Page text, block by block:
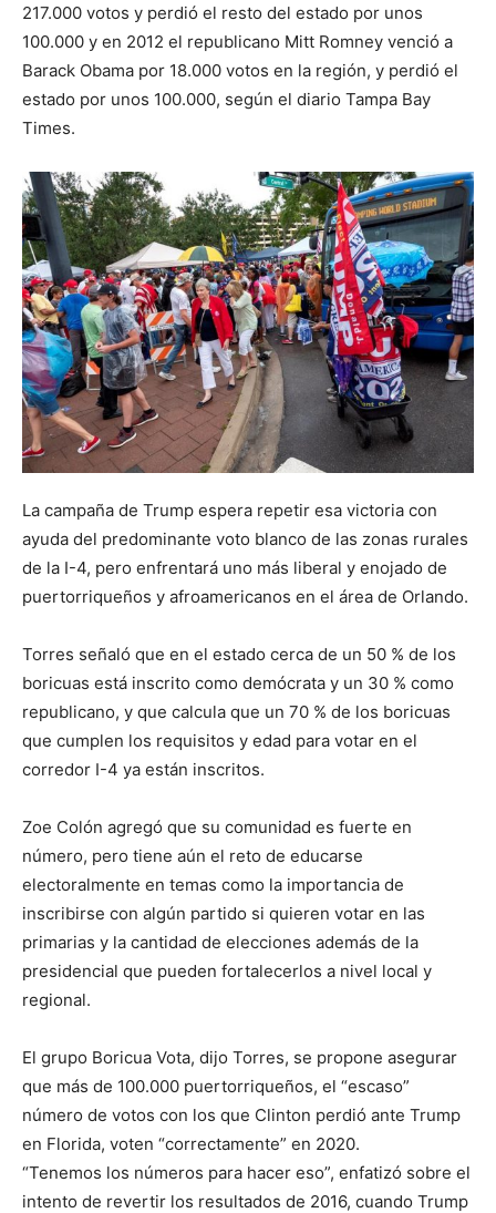
217.000 votos y perdió el resto del estado por unos
100.000 y en 2012 el republicano Mitt Romney venció a
Barack Obama por 18.000 votos en la región, y perdió el
estado por unos 100.000, según el diario Tampa Bay
Times.
La campaña de Trump espera repetir esa victoria con
ayuda del predominante voto blanco de las zonas rurales
de la I-4, pero enfrentará uno más liberal y enojado de
puertorriqueños y afroamericanos en el área de Orlando.
Torres señaló que en el estado cerca de un 50 % de los
boricuas está inscrito como demócrata y un 30 % como
republicano, y que calcula que un 70 % de los boricuas
que cumplen los requisitos y edad para votar en el
corredor I-4 ya están inscritos.
Zoe Colón agregó que su comunidad es fuerte en
número, pero tiene aún el reto de educarse
electoralmente en temas como la importancia de
inscribirse con algún partido si quieren votar en las
primarias y la cantidad de elecciones además de la
presidencial que pueden fortalecerlos a nivel local y
regional.
El grupo Boricua Vota, dijo Torres, se propone asegurar
que más de 100.000 puertorriqueños, el “escaso”
número de votos con los que Clinton perdió ante Trump
en Florida, voten “correctamente” en 2020.
“Tenemos los números para hacer eso”, enfatizó sobre el
intento de revertir los resultados de 2016, cuando Trump